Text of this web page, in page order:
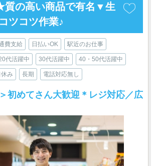
質の高い商品で有名▼生
ツコツ作業♪
費支給 日払いOK 駅近のお仕事
代活躍中 30代活躍中 40・50代活躍中
み 長期 電話対応無し
初めてさん大歓迎＊レジ対応／広